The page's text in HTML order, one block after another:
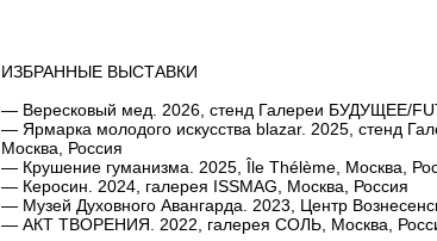
ИЗБРАННЫЕ ВЫСТАВКИ
— Вересковый мед. 2026, стенд Галереи БУДУЩЕЕ/
— Ярмарка молодого искусства blazar. 2025, стенд
Москва, Россия
— Крушение гуманизма. 2025, Île Thélème, Москва,
— Керосин. 2024, галерея ISSMAG, Москва, Россия
— Музей Духовного Авангарда. 2023, Центр
— АКТ ТВОРЕНИЯ. 2022, галерея СОЛЬ, Москва,